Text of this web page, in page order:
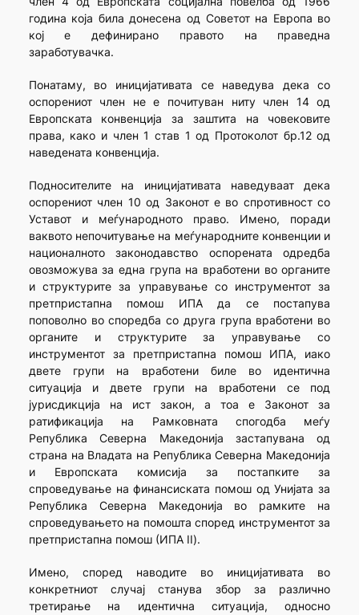
година која била донесена од Советот на Европа во
кој е дефинирано правото на праведна
заработувачка.
Понатаму, во иницијативата се наведува дека со
оспорениот член не е почитуван ниту член 14 од
Европската конвенција за заштита на човековите
права, како и член 1 став 1 од Протоколот бр.12 од
наведената конвенција.
Подносителите на иницијативата наведуваат дека
оспорениот член 10 од Законот е во спротивност со
Уставот и меѓународното право. Имено, поради
ваквото непочитување на меѓународните конвенции и
националното законодавство оспорената одредба
овозможува за една група на вработени во органите
и структурите за управување со инструментот за
претпристапна помош ИПА да се постапува
поповолно во споредба со друга група вработени во
органите и структурите за управување со
инструментот за претпристапна помош ИПА, иако
двете групи на вработени биле во идентична
ситуација и двете групи на вработени се под
јурисдикција на ист закон, а тоа е Законот за
ратификација на Рамковната спогодба меѓу
Република Северна Македонија застапувана од
страна на Владата на Република Северна Македонија
и Европската комисија за постапките за
спроведување на финансиската помош од Унијата за
Република Северна Македонија во рамките на
спроведувањето на помошта според инструментот за
претпристапна помош (ИПА II).
Имено, според наводите во иницијативата во
конкретниот случај станува збор за различно
третирање на идентична ситуација, односно